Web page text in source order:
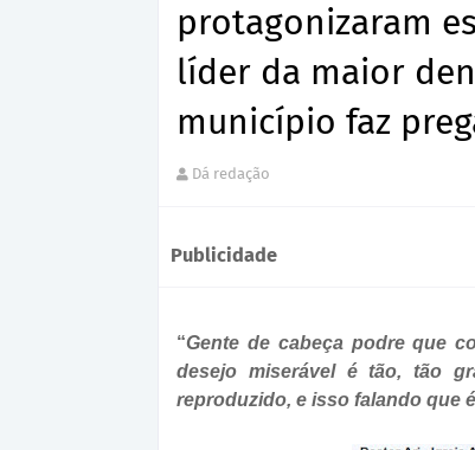
protagonizaram
líder da maior
município faz
Dá redação
Publicidade
“Gente de cabeça podre que
desejo miserável é tão, tão
reproduzido, e isso falando que